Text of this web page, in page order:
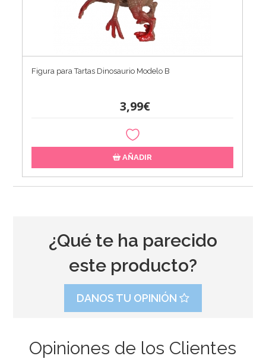
Figura para Tartas Dinosaurio Modelo B
3,99€
AÑADIR
¿Qué te ha parecido
este producto?
DANOS TU OPINIÓN
Opiniones de los Clientes